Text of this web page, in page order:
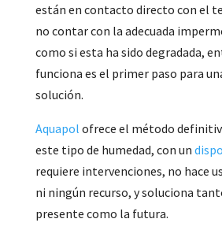
están en contacto directo con el
no contar con la adecuada
como si esta ha sido degradada,
funciona es el primer paso para
solución.
Aquapol ofrece el método
este tipo de humedad, con un
requiere intervenciones, no hace
ni ningún recurso, y soluciona
presente como la futura.